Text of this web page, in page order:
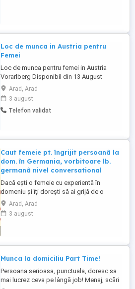
Loc de munca in Austria pentru
Femei
Loc de munca pentru femei in Austria
Vorarlberg Disponibil din 13 August
Îngrijire bătrâni Beneficii : 90 zi +SVA x2
Transportul este impus si decontat
Cerințe : Limba nivel avansat Pentru
informati suna ti va rog Contact nr de tel
Arad, Arad
3 august
Telefon validat
Caut femeie pt. îngrijit persoanâ la
dom. în Germania, vorbitoare lb.
germanâ nivel conversational
Dacă ești o femeie cu experientâ în
domeniu și îți dorești să ai grijă de o
persoanâ vârstnicâ în Germania, nu ezita !
Cerinte: - limba germanâ la nivel
conversational - experientâ în domeniu -
România !
Arad, Arad
3 august
Munca la domiciliu Part Time!
Persoana serioasa, punctuala, doresc sa
mai lucrez ceva pe lângă job! Menaj, scări